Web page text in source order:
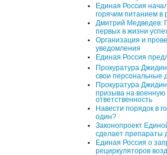
Единая Россия
горячим питанием в
Дмитрий Медведев:
первых в жизни
Организация и
уведомления
Единая Россия
Прокуратура
свои
Прокуратура
призыва на военную
ответственность
Навести порядок в
один?
Законопроект
сделает препараты
Единая Россия о
рециркуляторов